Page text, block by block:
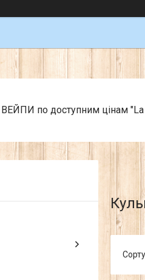
ВЕЙПИ по доступним цінам "La